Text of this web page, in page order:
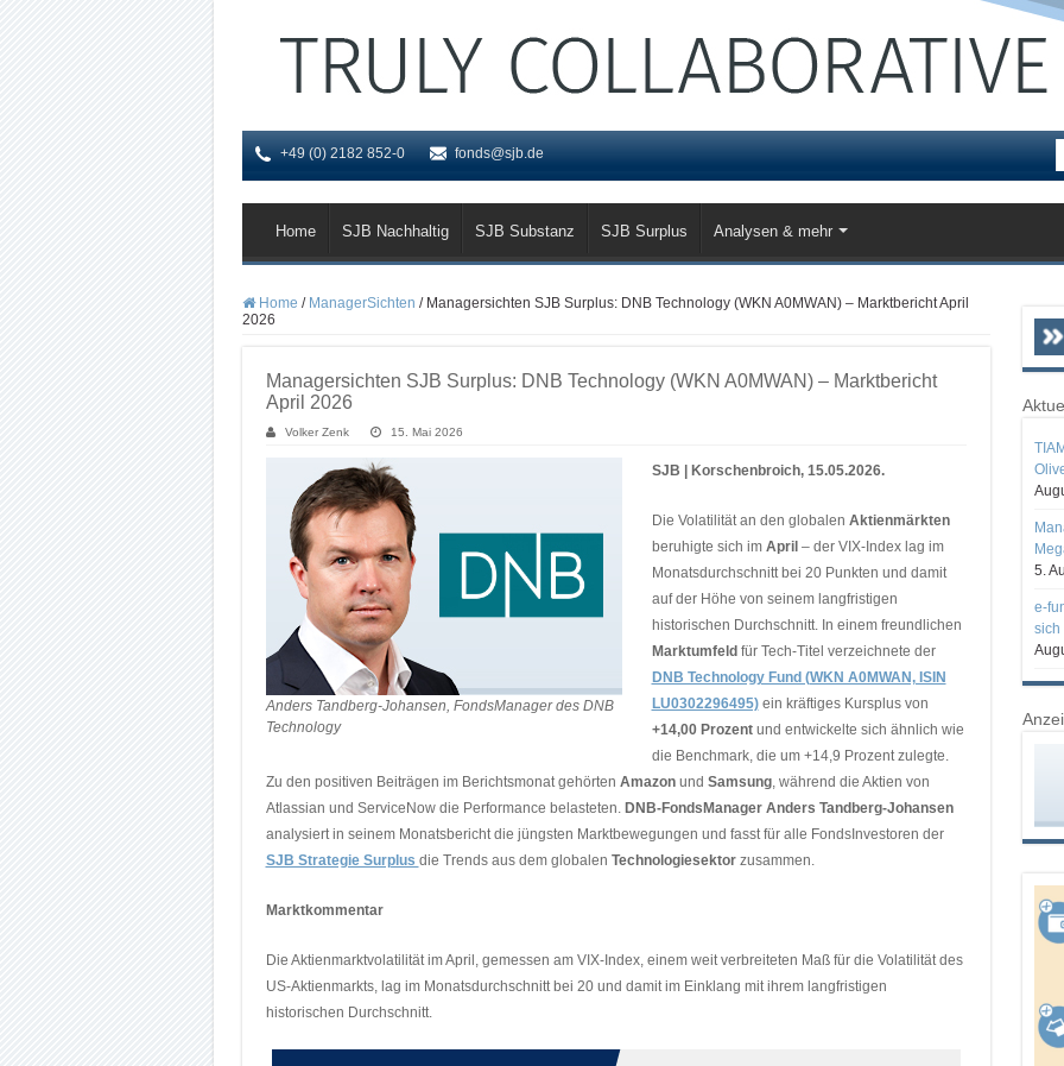
+49 (0) 2182 852-0 fonds@sjb.de
Home SJB Nachhaltig SJB Substanz SJB Surplus Analysen & mehr
Home / ManagerSichten / Managersichten SJB Surplus: DNB Technology (WKN A0MWAN) – Marktbericht April
2026
Managersichten SJB Surplus: DNB Technology (WKN A0MWAN) – Marktbericht
April 2026
Volker Zenk 15. Mai 2026
Anders Tandberg-Johansen, FondsManager des DNB
Technology
SJB | Korschenbroich, 15.05.2026.
Die Volatilität an den globalen Aktienmärkten
beruhigte sich im April – der VIX-Index lag im
Monatsdurchschnitt bei 20 Punkten und damit
auf der Höhe von seinem langfristigen
historischen Durchschnitt. In einem freundlichen
Marktumfeld für Tech-Titel verzeichnete der
DNB Technology Fund (WKN A0MWAN, ISIN
LU0302296495)ein kräftiges Kursplus von
+14,00 Prozent und entwickelte sich ähnlich wie
die Benchmark, die um +14,9 Prozent zulegte.
Zu den positiven Beiträgen im Berichtsmonat gehörten Amazon und Samsung, während die Aktien von
Atlassian und ServiceNow die Performance belasteten. DNB-FondsManager Anders Tandberg-Johansen
analysiert in seinem Monatsbericht die jüngsten Marktbewegungen und fasst für alle FondsInvestoren der
SJB Strategie Surplus die Trends aus dem globalen Technologiesektorzusammen.
Marktkommentar
Die Aktienmarktvolatilität im April, gemessen am VIX-Index, einem weit verbreiteten Maß für die Volatilität des
US-Aktienmarkts, lag im Monatsdurchschnitt bei 20 und damit im Einklang mit ihrem langfristigen
historischen Durchschnitt.
5.
e-
sich